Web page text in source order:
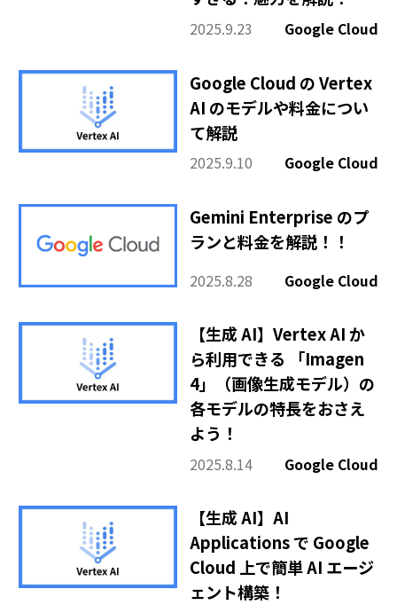
2025.9.23 Google Cloud
Google Cloud の Vertex
AI のモデルや料金につい
て解説
2025.9.10 Google Cloud
Gemini Enterprise のプ
ランと料金を解説！！
2025.8.28 Google Cloud
【生成 AI】Vertex AI か
ら利用できる 「Imagen
4」（画像生成モデル）の
各モデルの特長をおさえ
よう！
2025.8.14 Google Cloud
【生成 AI】AI
Applications で Google
Cloud 上で簡単 AI エージ
ェント構築！